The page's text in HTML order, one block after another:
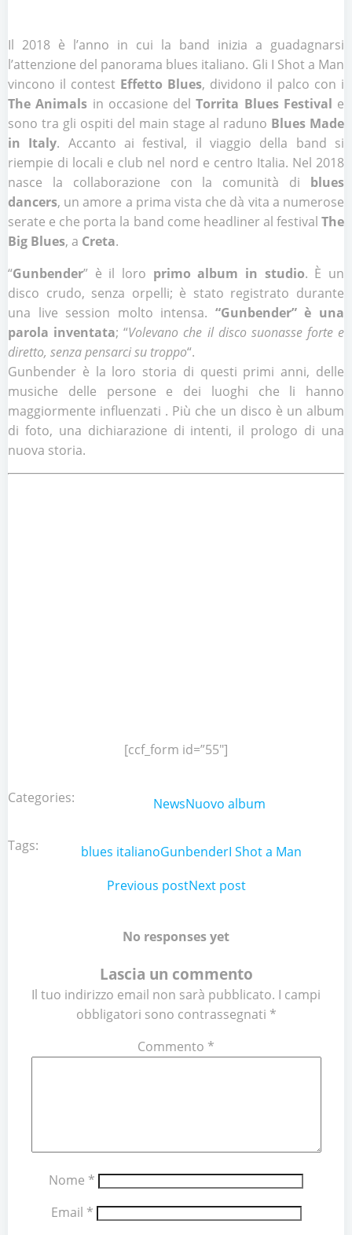
Il 2018 è l’anno in cui la band inizia a guadagnarsi
l’attenzione del panorama blues italiano. Gli I Shot a Man
vincono il contest Effetto Blues, dividono il palco con i
TheAnimals in occasione delTorrita Blues Festival e
sono tra gli ospiti del main stage al raduno Blues Made
in Italy. Accanto ai festival, il viaggio della band si
riempie di locali e club nel nord e centro Italia. Nel 2018
nasce la collaborazione con la comunità di blues
dancers, un amore a prima vista che dà vita a numerose
serate e che porta la band come headliner al festival The
Big Blues, a Creta.
“Gunbender” è il loro primo album in studio. È un
disco crudo, senza orpelli; è stato registrato durante
una live session molto intensa. “Gunbender” è una
parola inventata; “Volevano che il disco suonasse forte e
diretto, senza pensarci su troppo“.
Gunbender è la loro storia di questi primi anni, delle
musiche delle persone e dei luoghi che li hanno
maggiormente influenzati . Più che un disco è un album
di foto, una dichiarazione di intenti, il prologo di una
nuova storia.
[ccf_form id=”55″]
Categories: NewsNuovo album
Tags: blues italianoGunbenderI Shot a Man
Post
Previous postPost
Next post
No responses yet
Lascia un commento
Il tuo indirizzo email non sarà pubblicato. I campi
obbligatori sono contrassegnati *
Commento *
Nome *
Email *